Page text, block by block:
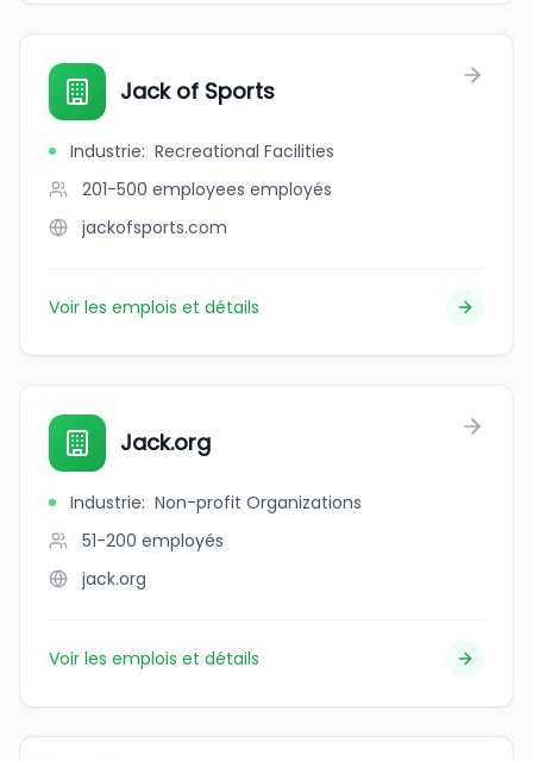
Jack of Sports
Industrie: Recreational Facilities
201-500 employees employés
jackofsports.com
Voir les emplois et détails
Jack.org
Industrie: Non-profit Organizations
51-200 employés
jack.org
Voir les emplois et détails